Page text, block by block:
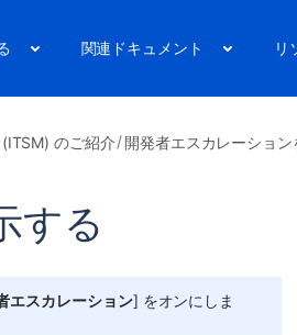
関連ドキュメント リ
のご紹介 開発者エスカレーション
する
エスカレーション] をオンにしま